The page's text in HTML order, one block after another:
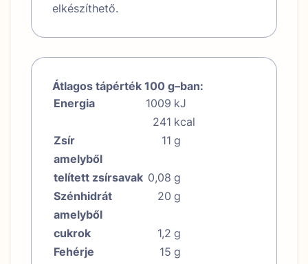
elkészíthető.
Átlagos tápérték 100 g–ban:
Energia
1009 kJ
241 kcal
Zsír
11 g
amelyből
telített zsírsavak 0,08 g
Szénhidrát
20 g
amelyből
cukrok
1,2 g
Fehérje
15 g